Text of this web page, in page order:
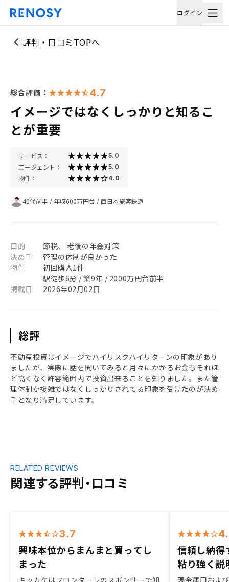
ログイン
評判・口コミTOPへ
総合評価： 4.7
イメージではなくしっかりと知るこ
とが重要
サービス： 5.0
エージェント： 5.0
物件： 4.0
40代前半 / 年収600万円台 /西日本旅客鉄道
目的
節税、 老後の年金対策
決め手
管理の体制が良かった
物件
初回購入1件
駅徒歩6分 / 築9年 / 2000万円台前半
掲載日
2026年02月02日
総評
不動産投資はイメージでハイリスクハイリターンの印象があり
ましたが、実際に話を聞いてみると月々にかかるお金もそれほ
ど高くなく許容範囲内で投資出来ることを知りました。また管
理体制が複雑ではなくしっかりされてる印象を受けたのが決め
手となり満足しています。
関連する評判・口コミ
RELATED REVIEWS
3.7
興味本位からまんまと買ってし
まった
キッカケはフロンターレのスポンサーで知
信頼し納得
粘り強く説
現金運用およ